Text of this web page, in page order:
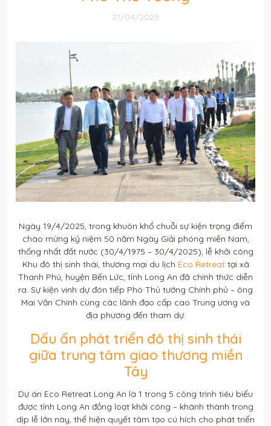
21/04/2025
Ngày 19/4/2025, trong khuôn khổ chuỗi sự kiện trọng điểm
chào mừng kỷ niệm 50 năm Ngày Giải phóng miền Nam,
thống nhất đất nước (30/4/1975 – 30/4/2025), lễ khởi công
Khu đô thị sinh thái, thương mại du lịch Eco Retreattại xã
Thanh Phú, huyện Bến Lức, tỉnh Long An đã chính thức diễn
ra. Sự kiện vinh dự đón tiếp Phó Thủ tướng Chính phủ – ông
Mai Văn Chính cùng các lãnh đạo cấp cao Trung ương và
địa phương đến tham dự.
Dấu ấn phát triển đô thị sinh thái
giữa trung tâm giao thương miền
Tây
Dự án Eco Retreat Long An là 1 trong 5 công trình tiêu biểu
được tỉnh Long An đồng loạt khởi công – khánh thành trong
dịp lễ lớn này, thể hiện quyết tâm tạo cú hích cho phát triển